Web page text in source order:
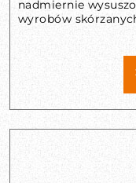
nadmiernie
wyrobów